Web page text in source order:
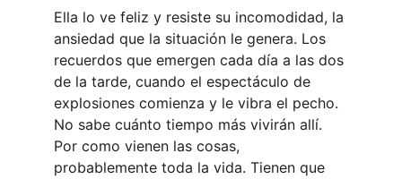
Ella lo ve feliz y resiste su incomodidad, la
ansiedad que la situación le genera. Los
recuerdos que emergen cada día a las dos
de la tarde, cuando el espectáculo de
explosiones comienza y le vibra el pecho.
No sabe cuánto tiempo más vivirán allí.
Por como vienen las cosas,
probablemente toda la vida. Tienen que